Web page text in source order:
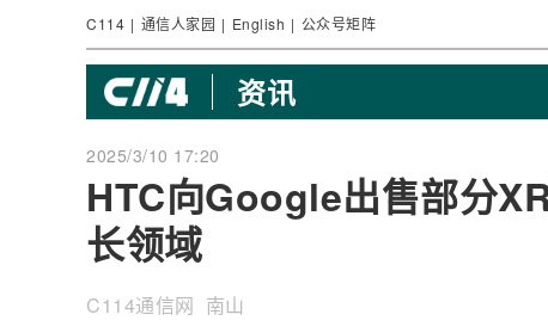
C114 | 通信人家园 | English | 公众号矩阵
资讯
2025/3/10 17:20
HTC向Google出售部分
长领域
C114通信网 南山